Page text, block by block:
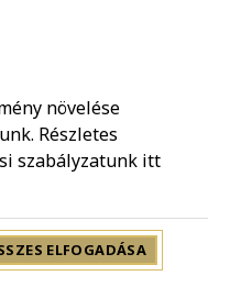
növelése
Részletes
szabályzatunk itt
ELFOGADÁSA